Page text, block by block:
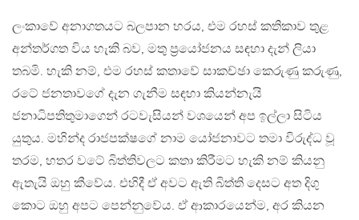
ලංකාවේ අනාගතයට බලපාන හරය, එම රහස් කතිකාව තුළ
අන්තර්ගත විය හැකි බව, මතු ප‍්‍රයෝජනය සඳහා දැන් ලියා
තබමි. හැකි නම්, එම රහස් කතාවේ සාකච්ඡා කෙරුණු කරුණු,
රටේ ජනතාවගේ දැන ගැනීම සඳහා කියන්නැයි
ජනාධිපතිතුමාගෙන් රටවැසියන් වශයෙන් අප ඉල්ලා සිටිය
යුතුය. මහින්ද රාජපක්ෂගේ නාම යෝජනාවට තමා විරුද්ධ වූ
තරම, හතර වටේ බිත්තිවලට කතා කිරීමට හැකි නම් කියනු
ඇතැයි ඔහු කීවේය. එහිදී ඒ අවට ඇති බිත්ති දෙසට අත දිගු
කොට ඔහු අපට පෙන්නුවේය. ඒ ආකාරයෙන්ම, අර කියන